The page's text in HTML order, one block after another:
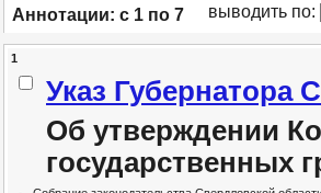
Аннотации: с 1 по 7 выводить по: